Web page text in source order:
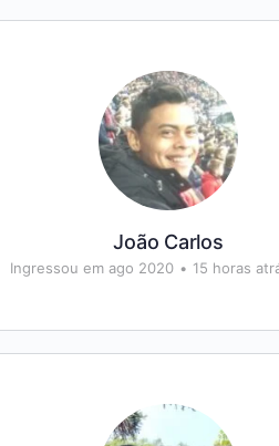
João Carlos
Ingressou em ago 2020 • 15 horas